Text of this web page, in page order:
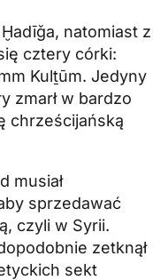
natomiast z
cztery córki:
Kulṯūm. Jedyny
zmarł w bardzo
chrześcijańską
musiał
sprzedawać
czyli w Syrii.
zetknął
sekt